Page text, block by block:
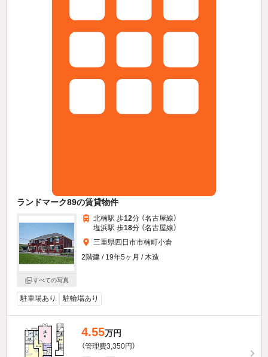
ランドマーク89の賃貸物件
すべての写真
北楠駅 歩12分 （名古屋線）
塩浜駅 歩18分 （名古屋線）
三重県四日市市楠町小倉
2階建 / 19年5ヶ月 / 木造
駐車場あり 駐輪場あり
4.55万円
（管理費3,350円）